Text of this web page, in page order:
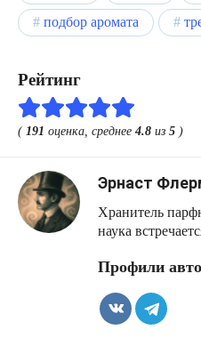
подбор аромата
Рейтинг
( 191 оценка, среднее 4.8 из 5 )
Эрнаст
Хранитель
наука
Профили